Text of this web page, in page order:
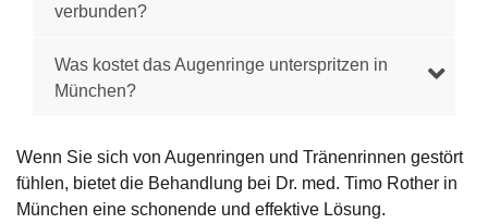
verbunden?
Was kostet das Augenringe unterspritzen in
München?
Wenn Sie sich von Augenringen und Tränenrinnen gestört
fühlen, bietet die Behandlung bei Dr. med. Timo Rother in
München eine schonende und effektive Lösung.